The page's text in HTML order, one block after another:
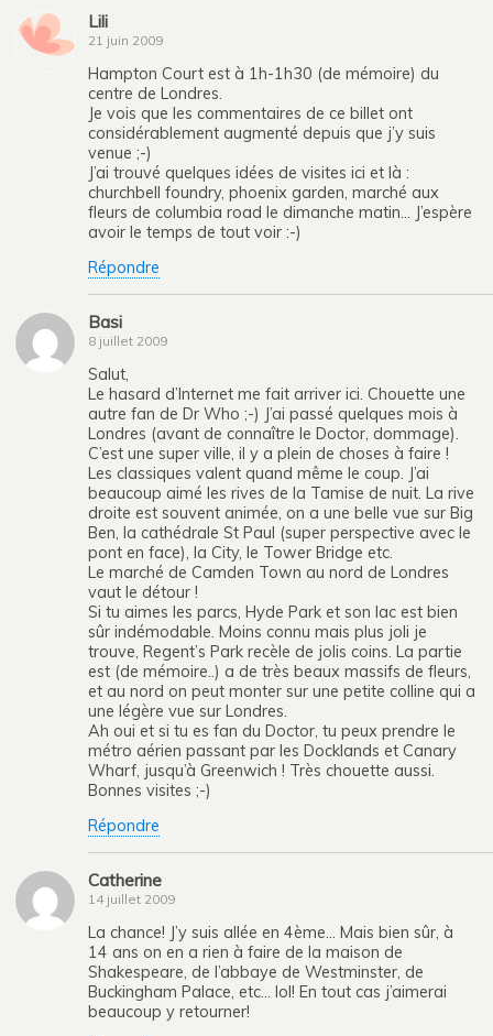
Lili
21 juin 2009
Hampton Court est à 1h-1h30 (de mémoire) du
centre de Londres.
Je vois que les commentaires de ce billet ont
considérablement augmenté depuis que j’y suis
venue ;-)
J’ai trouvé quelques idées de visites ici et là :
churchbell foundry, phoenix garden, marché aux
fleurs de columbia road le dimanche matin… J’espère
avoir le temps de tout voir :-)
Répondre
Basi
8 juillet 2009
Salut,
Le hasard d’Internet me fait arriver ici. Chouette une
autre fan de Dr Who ;-) J’ai passé quelques mois à
Londres (avant de connaître le Doctor, dommage).
C’est une super ville, il y a plein de choses à faire !
Les classiques valent quand même le coup. J’ai
beaucoup aimé les rives de la Tamise de nuit. La rive
droite est souvent animée, on a une belle vue sur Big
Ben, la cathédrale St Paul (super perspective avec le
pont en face), la City, le Tower Bridge etc.
Le marché de Camden Town au nord de Londres
vaut le détour !
Si tu aimes les parcs, Hyde Park et son lac est bien
sûr indémodable. Moins connu mais plus joli je
trouve, Regent’s Park recèle de jolis coins. La partie
est (de mémoire..) a de très beaux massifs de fleurs,
et au nord on peut monter sur une petite colline qui a
une légère vue sur Londres.
Ah oui et si tu es fan du Doctor, tu peux prendre le
métro aérien passant par les Docklands et Canary
Wharf, jusqu’à Greenwich ! Très chouette aussi.
Bonnes visites ;-)
Répondre
Catherine
14 juillet 2009
La chance! J’y suis allée en 4ème… Mais bien sûr, à
14 ans on en a rien à faire de la maison de
Shakespeare, de l’abbaye de Westminster, de
Buckingham Palace, etc… lol! En tout cas j’aimerai
beaucoup y retourner!